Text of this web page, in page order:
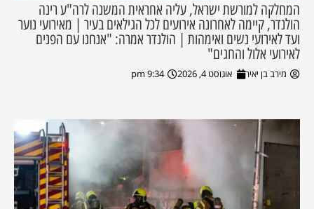
המחלקה למורשת ישראל, עליה אחראית המשנה לרה"ע רינה
הולנדר, קיימה לאחרונה אירועים לכל הגילאים בעיר | מאירועי נוער
ועד לאירועי נשים ואימהות | הולנדר אמרה: "אנחנו עם הפנים
לאירועי אלול והחגים"
מירב בן יאיר אוגוסט 4, 2026 9:34 pm